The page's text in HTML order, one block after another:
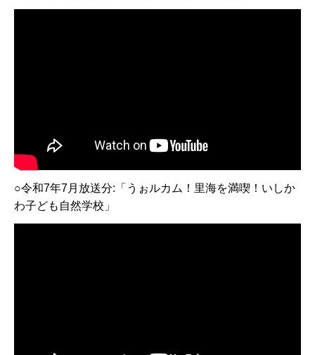
○令和7年7月放送分:「うぉルカム！里海を満喫！いしか
わ子ども自然学校」